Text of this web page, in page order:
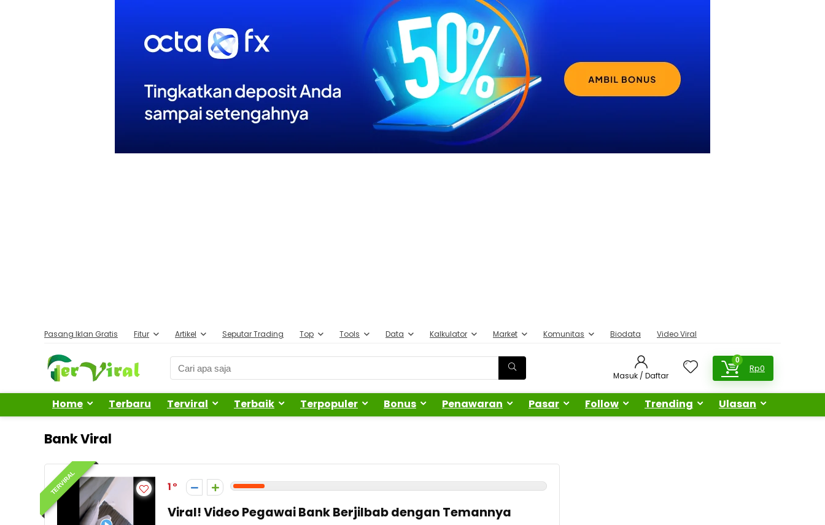
Pasang Iklan Gratis Fitur Artikel Seputar Trading Top Tools Data Kalkulator Market Komunitas Biodata Video Viral
Masuk / Daftar
0
Rp0
Home Terbaru Terviral Terbaik Terpopuler Bonus Penawaran Pasar Follow Trending Ulasan
Bank Viral
TERVIRAL 1
Viral! Video Pegawai Bank Berjilbab dengan Temannya